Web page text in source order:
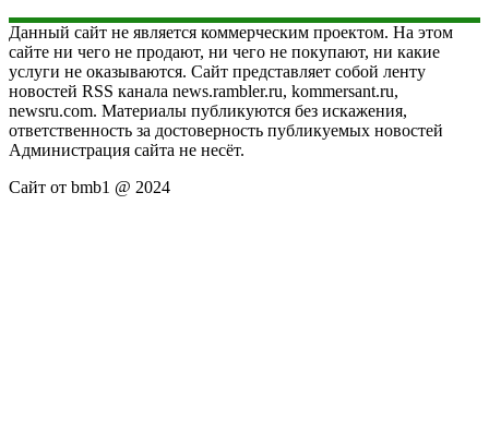
Данный сайт не является коммерческим проектом. На этом
сайте ни чего не продают, ни чего не покупают, ни какие
услуги не оказываются. Сайт представляет собой ленту
новостей RSS канала news.rambler.ru, kommersant.ru,
newsru.com. Материалы публикуются без искажения,
ответственность за достоверность публикуемых новостей
Администрация сайта не несёт.
Сайт от bmb1 @ 2024